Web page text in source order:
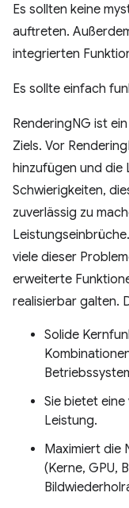
Es sollten keine
auftreten.
integrierten
Es sollte einfach
RenderingNG ist
Ziels. Vor
hinzufügen und die
Schwierigkeiten,
zuverlässig zu
viele dieser
erweiterte
realisierbar galten.
Solide
Sie bietet
Leistung.
Maximiert die
(Kerne, GPU,